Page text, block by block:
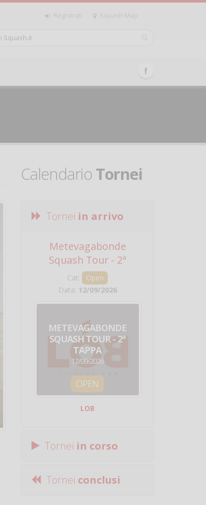
Registrati Squash Map
CalendarioTornei
Tornei in arrivo
Metevagabonde
Squash Tour - 2ª
Tappa
Cat:
Open
Data: 12/09/2026
METEVAGABONDE
SQUASH TOUR - 2ª
TAPPA
12/09/2026
OPEN
LOB
Tornei in corso
Tornei conclusi